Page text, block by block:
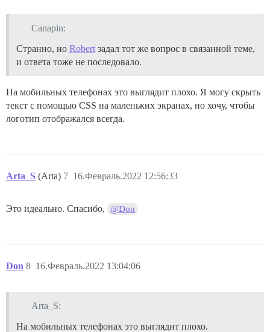
Canapin:
Странно, но Robert задал тот же вопрос в связанной теме,
и ответа тоже не последовало.
На мобильных телефонах это выглядит плохо. Я могу скрыть
текст с помощью CSS на маленьких экранах, но хочу, чтобы
логотип отображался всегда.
Arta_S (Arta) 16.Февраль.2022 12:56:33
7
Это идеально. Спасибо, @Don
Don 16.Февраль.2022 13:04:06
8
Arta_S:
На мобильных телефонах это выглядит плохо.